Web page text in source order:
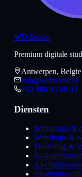
WD.Studio
Premium digitale
Antwerpen, Belgie
info@wdstudio.be
+32 488 35 60 43
Diensten
Webdesign &
Webshops &
Marketing &
AI-
AI-
AI-